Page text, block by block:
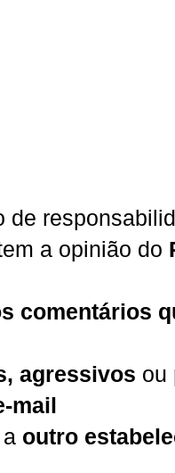
de
a opinião do
comentários
agressivos ou
mail
outro